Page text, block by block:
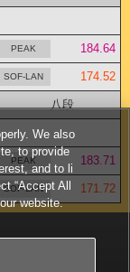
184.64
174.52
八段
183.71
171.72
て
We also
to provide
and to li
“Accept All
website.